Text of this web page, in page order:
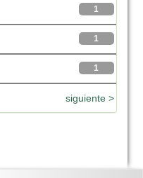
1
1
1
siguiente >